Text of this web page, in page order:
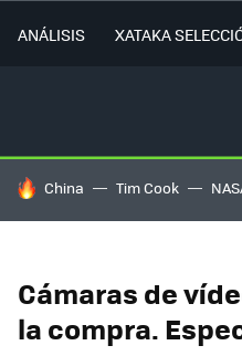
ANÁLISIS XATAKA
HOY SE HABLA DE
China Tim Cook
Cámaras de
la compra.